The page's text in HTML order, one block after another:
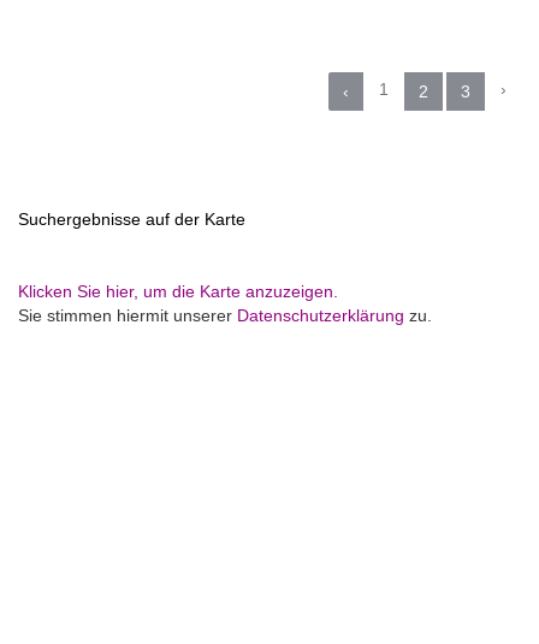
‹ 1 2 3 ›
Suchergebnisse auf der Karte
Klicken Sie hier, um die Karte anzuzeigen.
Sie stimmen hiermit unserer Datenschutzerklärung zu.